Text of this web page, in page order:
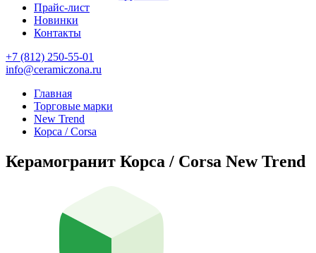
Прайс-лист
Новинки
Контакты
+7 (812) 250-55-01
info@ceramiczona.ru
Главная
Торговые марки
New Trend
Корса / Corsa
Керамогранит Корса / Corsa New Trend